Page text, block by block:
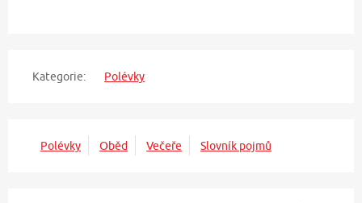
Kategorie: Polévky
Polévky Oběd Večeře Slovník pojmů